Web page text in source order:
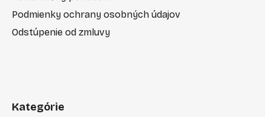
Podmienky ochrany osobných údajov
Odstúpenie od zmluvy
Kategórie